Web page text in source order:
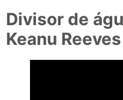
Divisor de
Keanu Reeves